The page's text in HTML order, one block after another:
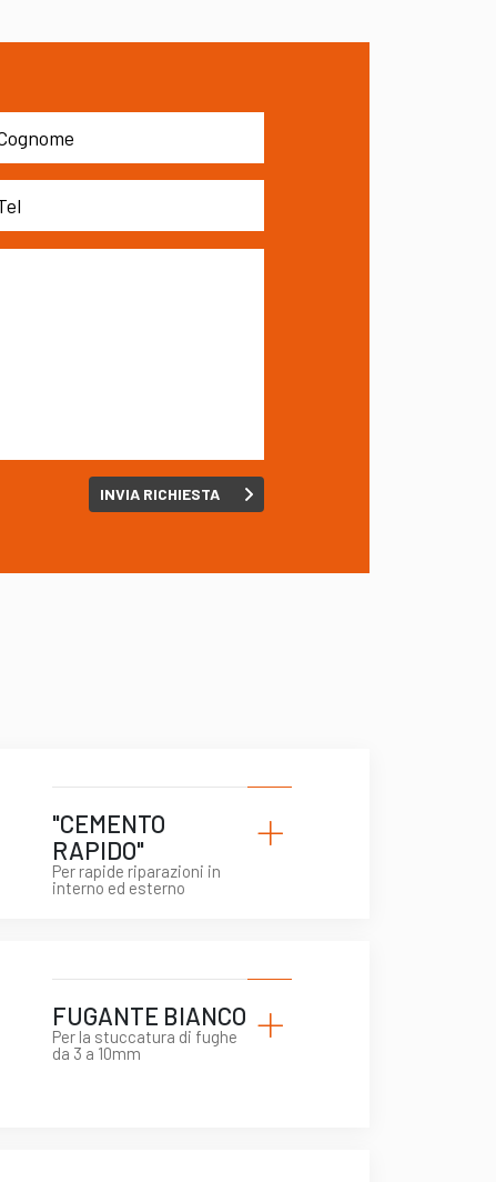
"CEMENTO
RAPIDO"
Per rapide riparazioni in
interno ed esterno
+
FUGANTE BIANCO
Per la stuccatura di fughe
da 3 a 10mm
+